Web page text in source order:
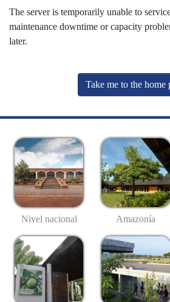
The server is temporarily unable to
maintenance downtime or capacity
later.
Take me to the home
Nivel nacional Amazonía